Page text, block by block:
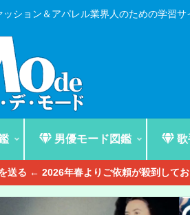
ション＆アパレル業界人のための学習サ
男優モード図鑑 歌
送る ← 2026年春よりご依頼が殺到してお